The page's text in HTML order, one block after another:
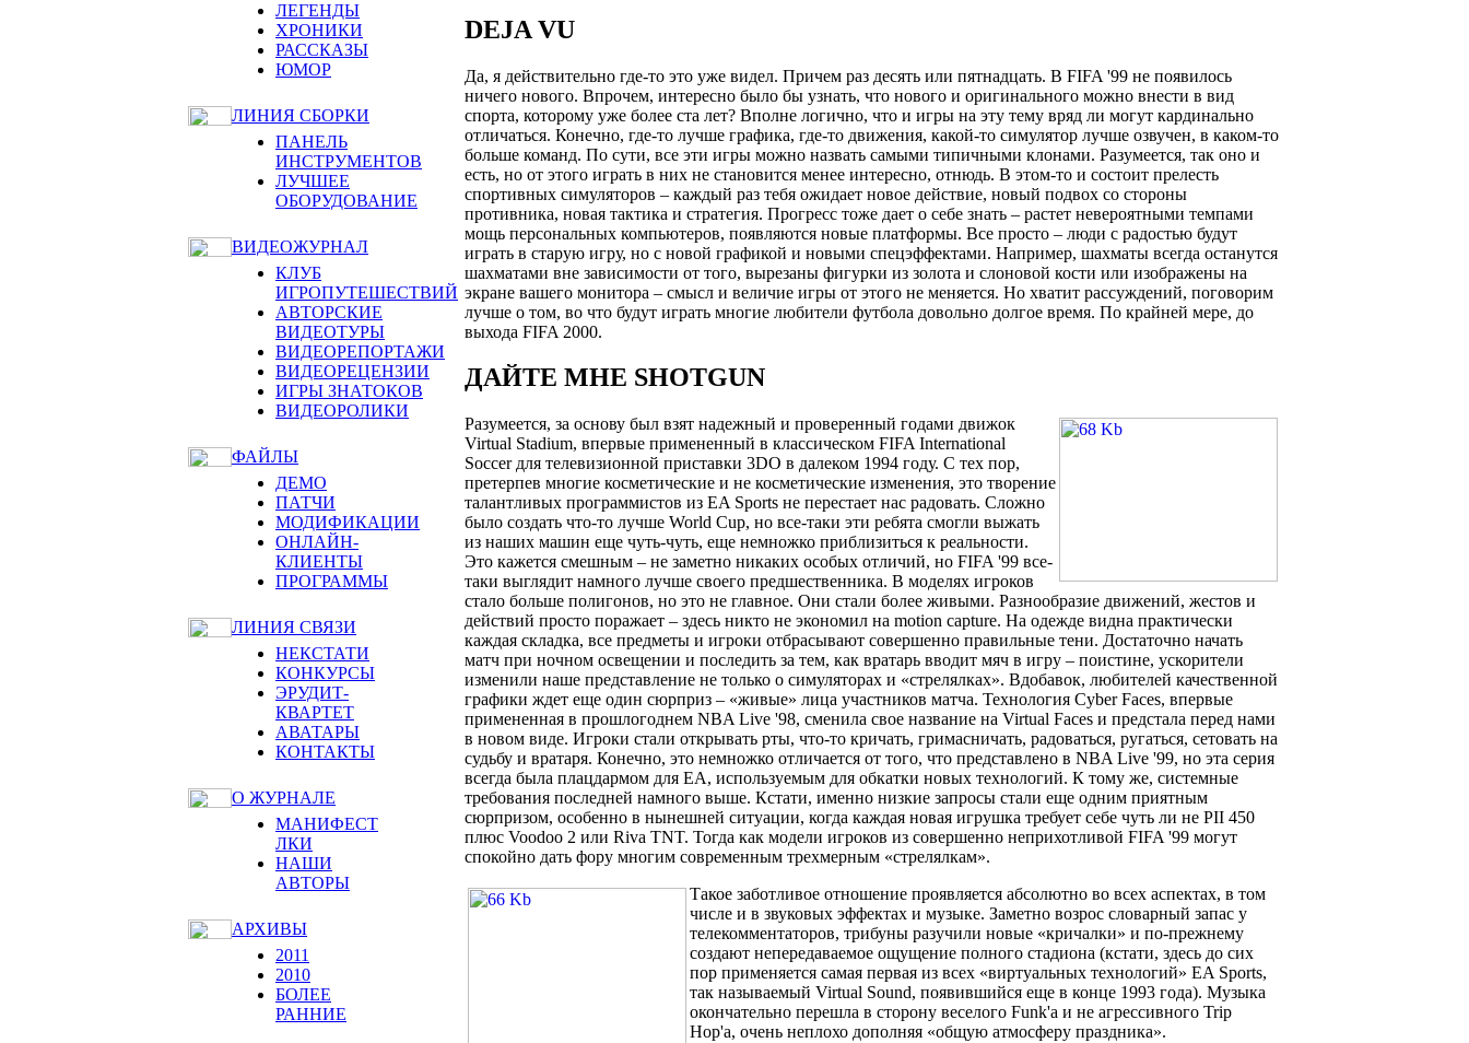
ЛЕГЕНДЫ
ХРОНИКИ
РАССКАЗЫ
ЮМОР
ЛИНИЯ СБОРКИ
ПАНЕЛЬ
ИНСТРУМЕНТОВ
ЛУЧШЕЕ
ОБОРУДОВАНИЕ
ВИДЕОЖУРНАЛ
КЛУБ
ИГРОПУТЕШЕСТВИЙ
АВТОРСКИЕ
ВИДЕОТУРЫ
ВИДЕОРЕПОРТАЖИ
ВИДЕОРЕЦЕНЗИИ
ИГРЫ ЗНАТОКОВ
ВИДЕОРОЛИКИ
ФАЙЛЫ
ДЕМО
ПАТЧИ
МОДИФИКАЦИИ
ОНЛАЙН-
КЛИЕНТЫ
ПРОГРАММЫ
ЛИНИЯ СВЯЗИ
НЕКСТАТИ
КОНКУРСЫ
ЭРУДИТ-
КВАРТЕТ
АВАТАРЫ
КОНТАКТЫ
О ЖУРНАЛЕ
МАНИФЕСТ
ЛКИ
НАШИ
АВТОРЫ
АРХИВЫ
2011
2010
БОЛЕЕ
РАННИЕ
DEJA VU
Да, я действительно где-то это уже видел. Причем раз десять или пятнадцать. В FIFA '99 не появилось
ничего нового. Впрочем, интересно было бы узнать, что нового и оригинального можно внести в вид
спорта, которому уже более ста лет? Вполне логично, что и игры на эту тему вряд ли могут кардинально
отличаться. Конечно, где-то лучше графика, где-то движения, какой-то симулятор лучше озвучен, в каком-то
больше команд. По сути, все эти игры можно назвать самыми типичными клонами. Разумеется, так оно и
есть, но от этого играть в них не становится менее интересно, отнюдь. В этом-то и состоит прелесть
спортивных симуляторов – каждый раз тебя ожидает новое действие, новый подвох со стороны
противника, новая тактика и стратегия. Прогресс тоже дает о себе знать – растет невероятными темпами
мощь персональных компьютеров, появляются новые платформы. Все просто – люди с радостью будут
играть в старую игру, но с новой графикой и новыми спецэффектами. Например, шахматы всегда останутся
шахматами вне зависимости от того, вырезаны фигурки из золота и слоновой кости или изображены на
экране вашего монитора – смысл и величие игры от этого не меняется. Но хватит рассуждений, поговорим
лучше о том, во что будут играть многие любители футбола довольно долгое время. По крайней мере, до
выхода FIFA 2000.
ДАЙТЕ МНЕ SHOTGUN
Разумеется, за основу был взят надежный и проверенный годами движок
Virtual Stadium, впервые примененный в классическом FIFA International
Soccer для телевизионной приставки 3DO в далеком 1994 году. С тех пор,
претерпев многие косметические и не косметические изменения, это творение
талантливых программистов из EA Sports не перестает нас радовать. Сложно
было создать что-то лучше World Cup, но все-таки эти ребята смогли выжать
из наших машин еще чуть-чуть, еще немножко приблизиться к реальности.
Это кажется смешным – не заметно никаких особых отличий, но FIFA '99 все-
таки выглядит намного лучше своего предшественника. В моделях игроков
стало больше полигонов, но это не главное. Они стали более живыми. Разнообразие движений, жестов и
действий просто поражает – здесь никто не экономил на motion capture. На одежде видна практически
каждая складка, все предметы и игроки отбрасывают совершенно правильные тени. Достаточно начать
матч при ночном освещении и последить за тем, как вратарь вводит мяч в игру – поистине, ускорители
изменили наше представление не только о симуляторах и «стрелялках». Вдобавок, любителей качественной
графики ждет еще один сюрприз – «живые» лица участников матча. Технология Cyber Faces, впервые
примененная в прошлогоднем NBA Live '98, сменила свое название на Virtual Faces и предстала перед нами
в новом виде. Игроки стали открывать рты, что-то кричать, гримасничать, радоваться, ругаться, сетовать на
судьбу и вратаря. Конечно, это немножко отличается от того, что представлено в NBA Live '99, но эта серия
всегда была плацдармом для EA, используемым для обкатки новых технологий. К тому же, системные
требования последней намного выше. Кстати, именно низкие запросы стали еще одним приятным
сюрпризом, особенно в нынешней ситуации, когда каждая новая игрушка требует себе чуть ли не PII 450
плюс Voodoo 2 или Riva TNT. Тогда как модели игроков из совершенно неприхотливой FIFA '99 могут
спокойно дать фору многим современным трехмерным «стрелялкам».
Такое заботливое отношение проявляется абсолютно во всех аспектах, в том
числе и в звуковых эффектах и музыке. Заметно возрос словарный запас у
телекомментаторов, трибуны разучили новые «кричалки» и по-прежнему
создают непередаваемое ощущение полного стадиона (кстати, здесь до сих
пор применяется самая первая из всех «виртуальных технологий» EA Sports,
так называемый Virtual Sound, появившийся еще в конце 1993 года). Музыка
окончательно перешла в сторону веселого Funk'а и не агрессивного Trip
Hop'а, очень неплохо дополняя «общую атмосферу праздника».